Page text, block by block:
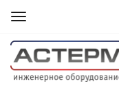
Мобильная